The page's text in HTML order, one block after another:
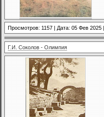
Просмотров: 1157 | Дата: 05 Фев 2025
Г.И. Соколов - Олимпия